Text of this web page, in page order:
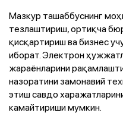
Мазкур ташаббуснинг
тезлаштириш, ортиқча
қисқартириш ва бизнес
иборат. Электрон
жараёнларини
назоратини замонавий
этиш савдо
камайтириши мумкин.